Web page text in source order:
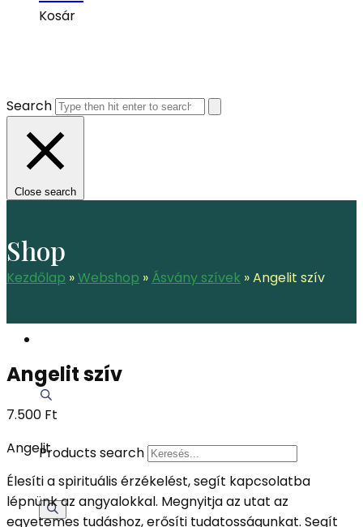
Kosár
Products search
Search
Close search
Shop
Kezdőlap »Webshop » Ásvány szívek »Angelit szív
Angelit szív
7.500 Ft
Angelit
Élesíti a spirituális érzékelést, segít kapcsolatba
lépnünk az angyalokkal. Megnyitja az utat az
egyetemes tudáshoz, erősíti tudatosságunkat. Segít